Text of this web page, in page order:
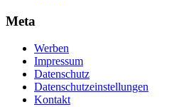
Meta
Werben
Impressum
Datenschutz
Datenschutzeinstellungen
Kontakt